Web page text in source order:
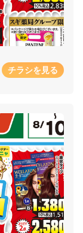
チラシを見る